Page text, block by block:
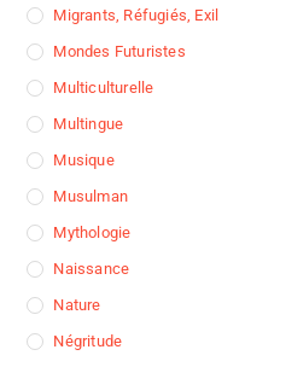
Migrants, Réfugiés, Exil
Mondes Futuristes
Multiculturelle
Multingue
Musique
Musulman
Mythologie
Naissance
Nature
Négritude